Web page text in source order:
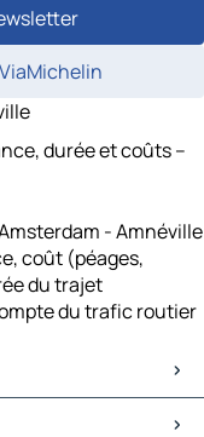
durée et coûts –
- Amnéville
coût (péages,
du trajet
du trafic routier